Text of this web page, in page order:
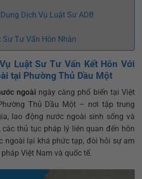
Dịch Vụ Luật Sư ADB
Sư Tư Vấn Hôn Nhân
Luật Sư Tư Vấn Kết Hôn Với
tại Phường Thủ Dầu Một
ngoài ngày càng phổ biến tại Việt
Thủ Dầu Một – nơi tập trung
lao động nước ngoài sinh sống và
các thủ tục pháp lý liên quan đến hôn
ngoài lại khá phức tạp, đòi hỏi sự am
Việt Nam và quốc tế.